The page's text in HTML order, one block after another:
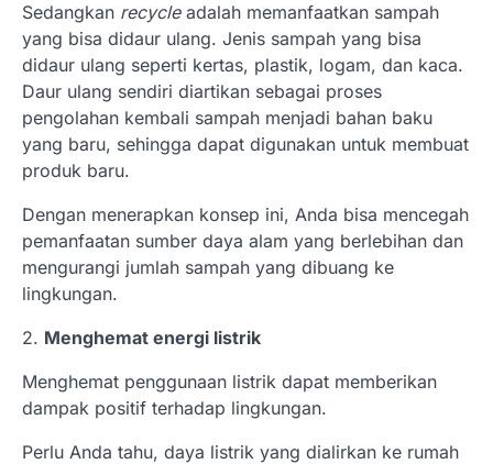
Sedangkan recycleadalah memanfaatkan sampah
yang bisa didaur ulang. Jenis sampah yang bisa
didaur ulang seperti kertas, plastik, logam, dan kaca.
Daur ulang sendiri diartikan sebagai proses
pengolahan kembali sampah menjadi bahan baku
yang baru, sehingga dapat digunakan untuk membuat
produk baru.
Dengan menerapkan konsep ini, Anda bisa mencegah
pemanfaatan sumber daya alam yang berlebihan dan
mengurangi jumlah sampah yang dibuang ke
lingkungan.
2. Menghemat energi listrik
Menghemat penggunaan listrik dapat memberikan
dampak positif terhadap lingkungan.
Perlu Anda tahu, daya listrik yang dialirkan ke rumah